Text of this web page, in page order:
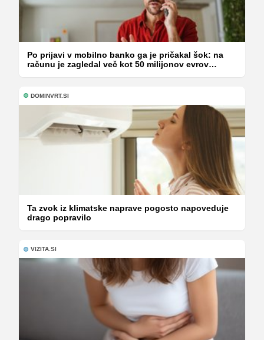
Po prijavi v mobilno banko ga je pričakal šok: na
računu je zagledal več kot 50 milijonov evrov
DOMINVRT.SI
Ta zvok iz klimatske naprave pogosto napoveduje
drago popravilo
VIZITA.SI